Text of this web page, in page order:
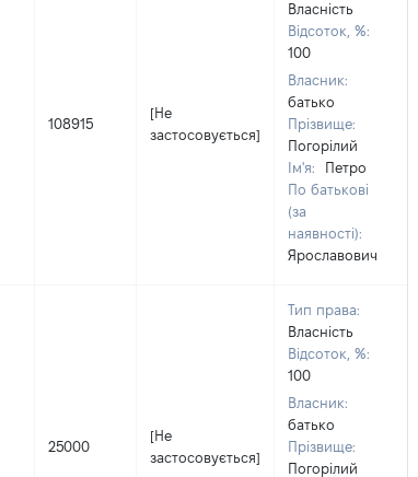
108915
[Не
застосовується]
Власність
Відсоток, %:
100
Власник:
батько
Прізвище:
Погорілий
Ім'я:
Петро
По батькові
(за
наявності):
Ярославович
25000
[Не
застосовується]
Тип права:
Власність
Відсоток, %:
100
Власник:
батько
Прізвище:
Погорілий